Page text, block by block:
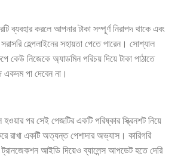
ব্যবহার করলে আপনার টাকা সম্পূর্ণ নিরাপদ থাকে এবং
হেল্পলাইনের সহায়তা পেতে পারেন। সোশ্যাল
কেউ নিজেকে অ্যাডমিন পরিচয় দিয়ে টাকা পাঠাতে
একদম পা দেবেন না।
পর সেই পেজটির একটি পরিষ্কার স্ক্রিনশট নিয়ে
রাখা একটি অত্যন্ত পেশাদার অভ্যাস। কারিগরি
আইডি দিয়েও ব্যালেন্স আপডেট হতে দেরি